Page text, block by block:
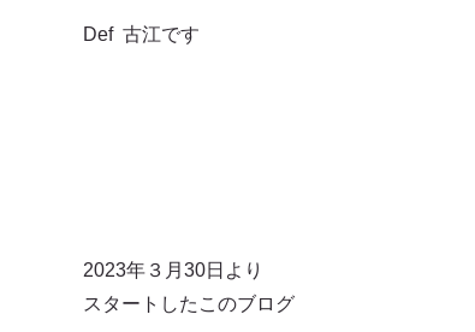
Def 古江です
2023年３月30日より
スタートしたこのブログ